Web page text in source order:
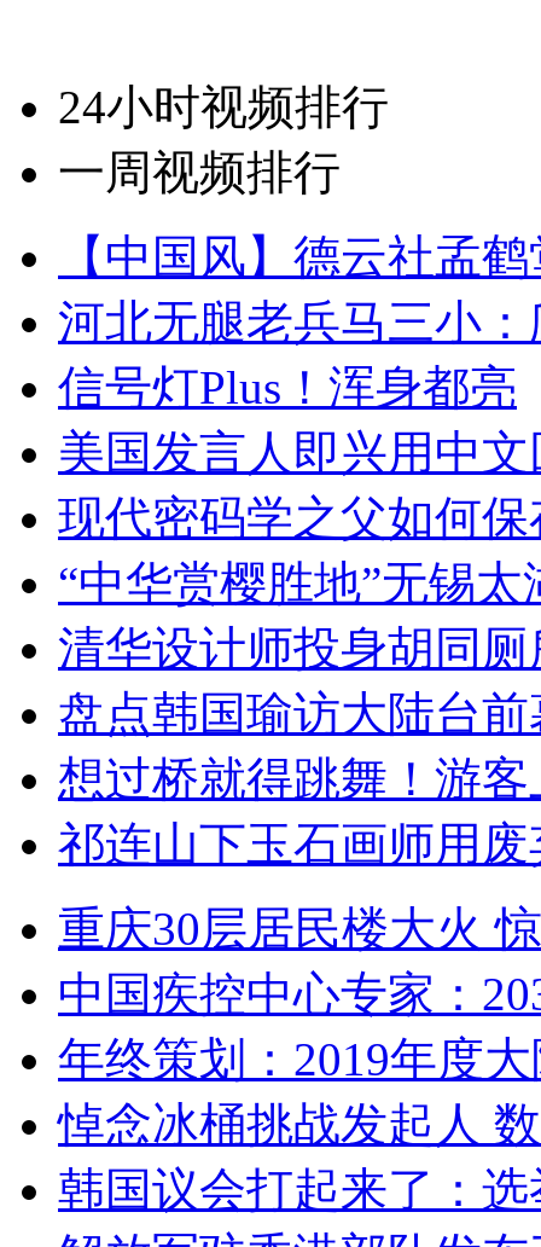
24小时视频排行
一周视频排行
【中国风】德云社孟
河北无腿老兵马三小
信号灯Plus！浑身都亮
美国发言人即兴用中
现代密码学之父如何
“中华赏樱胜地”无锡
清华设计师投身胡同
盘点韩国瑜访大陆台
想过桥就得跳舞！游客
祁连山下玉石画师用
重庆30层居民楼大火
中国疾控中心专家：
年终策划：2019年度
悼念冰桶挑战发起人
韩国议会打起来了：